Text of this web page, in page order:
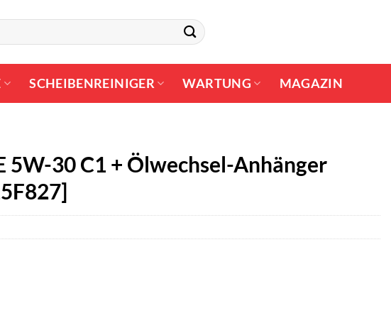
SCHEIBENREINIGER WARTUNG MAGAZIN
5W-30 C1 + Ölwechsel-Anhänger